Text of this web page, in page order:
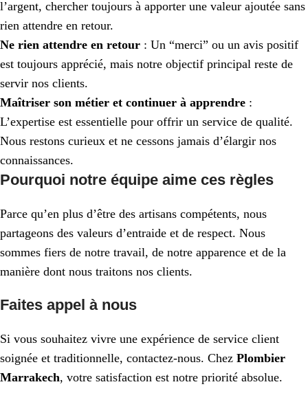
l’argent, chercher toujours à apporter une valeur ajoutée sans
rien attendre en retour.
Ne rien attendre en retour : Un “merci” ou un avis positif
est toujours apprécié, mais notre objectif principal reste de
servir nos clients.
Maîtriser son métier et continuer à apprendre :
L’expertise est essentielle pour offrir un service de qualité.
Nous restons curieux et ne cessons jamais d’élargir nos
connaissances.
Pourquoi notre équipe aime ces règles
Parce qu’en plus d’être des artisans compétents, nous
partageons des valeurs d’entraide et de respect. Nous
sommes fiers de notre travail, de notre apparence et de la
manière dont nous traitons nos clients.
Faites appel à nous
Si vous souhaitez vivre une expérience de service client
soignée et traditionnelle, contactez-nous. Chez Plombier
Marrakech, votre satisfaction est notre priorité absolue.